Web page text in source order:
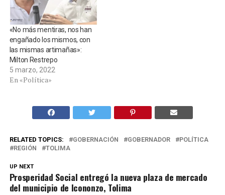
«No más mentiras, nos han
engañado los mismos, con
las mismas artimañas»:
Milton Restrepo
5 marzo, 2022
En «Política»
RELATED TOPICS: GOBERNACIÓN GOBERNADOR
POLÍTICA
REGIÓN
TOLIMA
UP NEXT
Prosperidad Social entregó la nueva plaza de mercado
del municipio de Icononzo, Tolima